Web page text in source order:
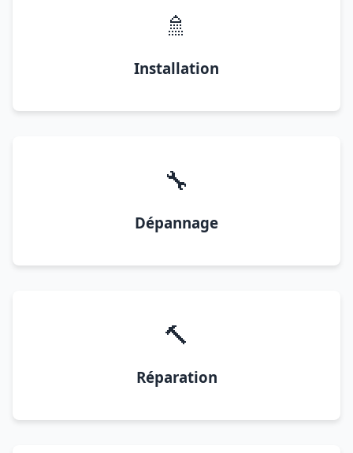
🚿
Installation
🔧
Dépannage
🔨
Réparation